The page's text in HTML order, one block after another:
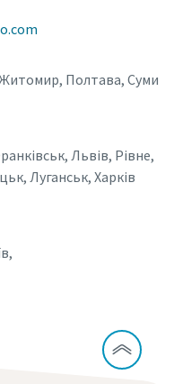
Житомир, Полтава, Суми
Львів, Рівне,
Луганськ, Харків